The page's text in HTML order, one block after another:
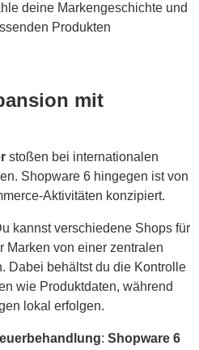
deine Markengeschichte und
Produkten
mit
stoßen bei internationalen
Shopware 6 hingegen ist von
Aktivitäten konzipiert.
kannst verschiedene Shops für
Marken von einer zentralen
Dabei behältst du die Kontrolle
wie Produktdaten, während
lokal erfolgen.
: Shopware 6